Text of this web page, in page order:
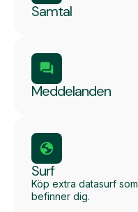
Samtal
Meddelanden
Surf
Köp extra datasurf
befinner dig.